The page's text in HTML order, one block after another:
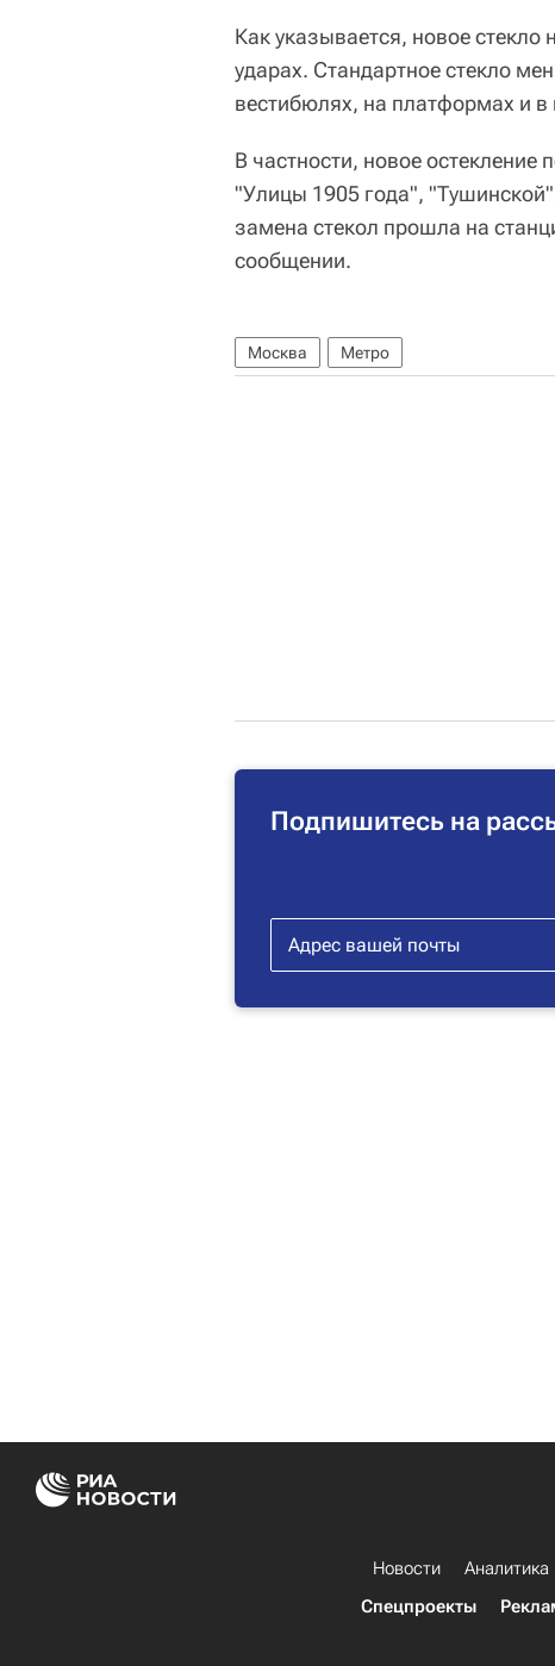
Как указывается, новое
ударах. Стандартное стекло
вестибюлях, на платформах и в
В частности, новое
"Улицы 1905 года",
замена стекол прошла на
сообщении.
Москва Метро
Подпишитесь на
Новости Аналитика
Спецпроекты